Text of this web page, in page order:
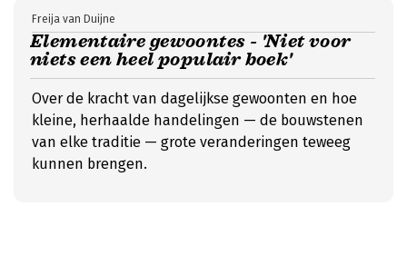
Elementaire gewoontes - 'Niet voor
niets een heel populair boek'
Freija van Duijne
Over de kracht van dagelijkse gewoonten en hoe
kleine, herhaalde handelingen — de bouwstenen
van elke traditie — grote veranderingen teweeg
kunnen brengen.